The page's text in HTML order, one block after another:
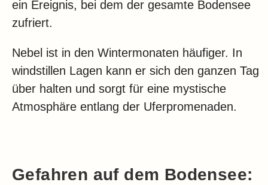
ein Ereignis, bei dem der gesamte Bodensee
zufriert.
Nebel ist in den Wintermonaten häufiger. In
windstillen Lagen kann er sich den ganzen Tag
über halten und sorgt für eine mystische
Atmosphäre entlang der Uferpromenaden.
Gefahren auf dem Bodensee: